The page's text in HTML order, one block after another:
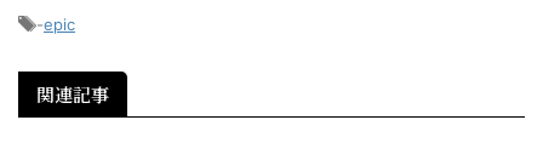
-epic
関連記事